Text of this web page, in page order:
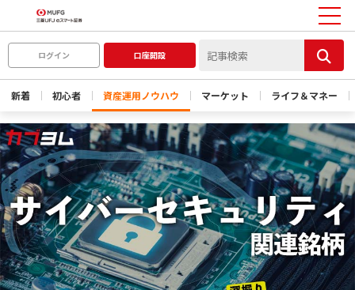
ログイン 口座開設
新着 初心者 資産運用ノウハウ マーケット ライフ＆マネー